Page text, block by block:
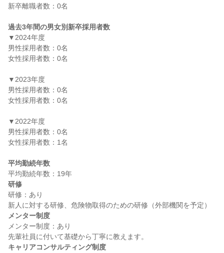
新卒離職者数：0名
過去3年間の男女別新卒採用者数
▼2024年度
男性採用者数：0名
女性採用者数：0名
▼2023年度
男性採用者数：0名
女性採用者数：0名
▼2022年度
男性採用者数：0名
女性採用者数：1名
平均勤続年数
研修
研修：あり
メンター制度
メンター制度：あり
キャリアコンサルティング制度